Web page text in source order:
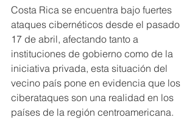
Costa Rica se encuentra bajo fuertes
ataques cibernéticos desde el pasado
17 de abril, afectando tanto a
instituciones de gobierno como de la
iniciativa privada, esta situación del
vecino país pone en evidencia que los
ciberataques son una realidad en los
países de la región centroamericana.